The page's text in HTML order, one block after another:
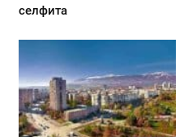
селфита